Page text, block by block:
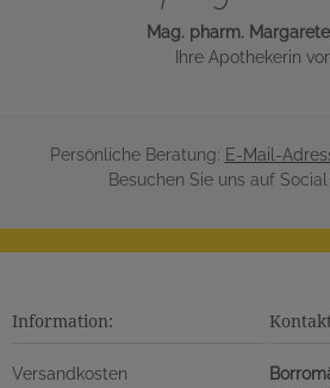
Mag. pharm.
Ihre Apothekerin
Persönliche Beratung: E-Mail-
Besuchen Sie uns auf
Information:
Versandkosten